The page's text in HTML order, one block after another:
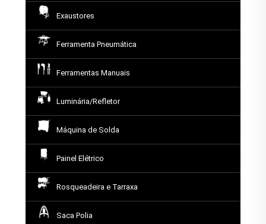
Exaustores
Ferramenta Pneumática
Ferramentas Manuais
Luminária/Refletor
Máquina de Solda
Painel Elétrico
Rosqueadeira e Tarraxa
Saca Polia